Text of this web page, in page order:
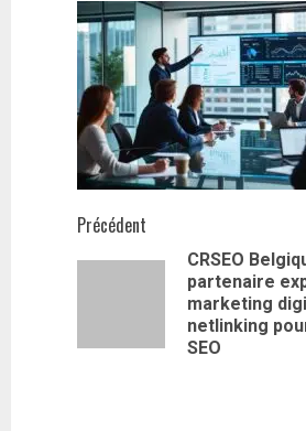
Navigation
d’article
Précédent
CRSEO
partenaire
marketing
netlinking
SEO